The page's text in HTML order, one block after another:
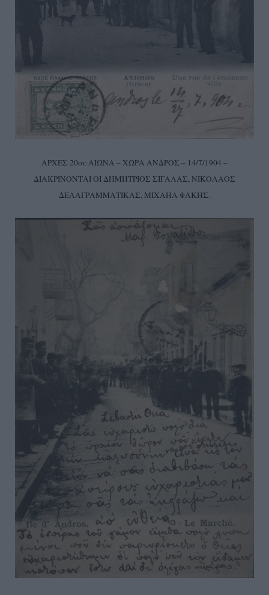
ΑΡΧΕΣ 20ου ΑΙΩΝΑ – ΧΩΡΑ ΑΝΔΡΟΣ – 14/7/1904 –
ΔΙΑΚΡΙΝΟΝΤΑΙ ΟΙ ΔΗΜΗΤΡΙΟΣ ΣΙΓΑΛΑΣ, ΝΙΚΟΛΑΟΣ
ΔΕΛΑΓΡΑΜΜΑΤΙΚΑΣ, ΜΙΧΑΗΛ ΦΑΚΗΣ.